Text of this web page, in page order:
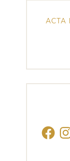
ACTA
Facebook